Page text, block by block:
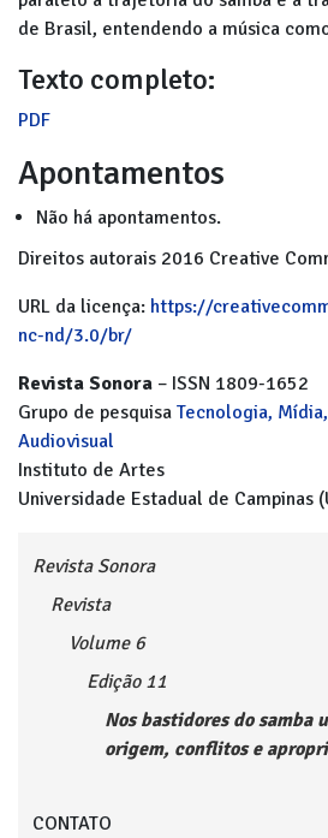
de Brasil, entendendo a música
Texto completo:
PDF
Apontamentos
Não há apontamentos.
Direitos autorais 2016 Creative
URL da licença: https://
nc-nd/3.0/br/
Revista Sonora – ISSN 1809-1652
Grupo de pesquisa Tecnologia,
Audiovisual
Instituto de Artes
Universidade Estadual de Campinas
Revista Sonora
Revista
Volume 6
Edição 11
Nos bastidores do samba
origem, conflitos e
CONTATO